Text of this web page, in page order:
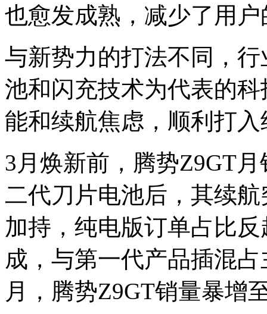
也愈发成熟，减少了用
与新势力的打法不同，
池和闪充技术为代表的
能和续航焦虑，顺利打
3月焕新前，腾势Z9GT
二代刀片电池后，其续
加持，纯电版订单占比
成，与第一代产品插混
月，腾势Z9GT销量暴增